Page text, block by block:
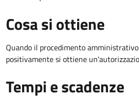
Cosa si ottiene
Quando il procedimento
positivamente si ottiene
Tempi e scadenze